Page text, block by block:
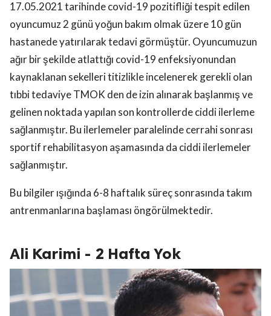
17.05.2021 tarihinde covid-19 pozitifliği tespit edilen
oyuncumuz 2 günü yoğun bakım olmak üzere 10 gün
hastanede yatırılarak tedavi görmüştür. Oyuncumuzun
ağır bir şekilde atlattığı covid-19 enfeksiyonundan
kaynaklanan sekelleri titizlikle incelenerek gerekli olan
tıbbi tedaviye TMOK den de izin alınarak başlanmış ve
gelinen noktada yapılan son kontrollerde ciddi ilerleme
sağlanmıştır. Bu ilerlemeler paralelinde cerrahi sonrası
sportif rehabilitasyon aşamasında da ciddi ilerlemeler
sağlanmıştır.
Bu bilgiler ışığında 6-8 haftalık süreç sonrasında takım
antrenmanlarına başlaması öngörülmektedir.
Ali Karimi - 2 Hafta Yok